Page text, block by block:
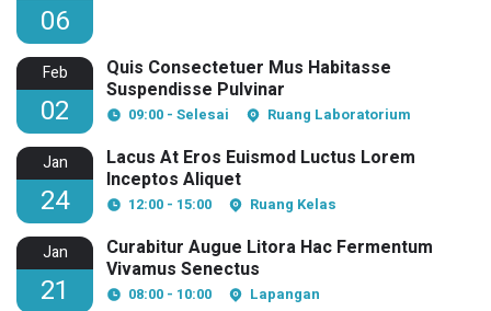
06
Feb
02
Quis Consectetuer Mus Habitasse
Suspendisse Pulvinar
09:00 - Selesai Ruang Laboratorium
Jan
24
Lacus At Eros Euismod Luctus Lorem
Inceptos Aliquet
12:00 - 15:00 Ruang Kelas
Jan
21
Curabitur Augue Litora Hac Fermentum
Vivamus Senectus
08:00 - 10:00 Lapangan